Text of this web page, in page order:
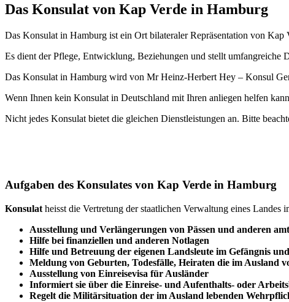
Das Konsulat von Kap Verde in Hamburg
Das Konsulat in Hamburg ist ein Ort bilateraler Repräsentation von Kap
Es dient der Pflege, Entwicklung, Beziehungen und stellt umfangreiche
Das Konsulat in Hamburg wird von Mr Heinz-Herbert Hey – Konsul
Wenn Ihnen kein Konsulat in Deutschland mit Ihren anliegen helfen
Nicht jedes Konsulat bietet die gleichen Dienstleistungen an. Bitte
Aufgaben des Konsulates von Kap Verde in Hamburg
Konsulat heisst die Vertretung der staatlichen Verwaltung eines
Ausstellung und Verlängerungen von Pässen und anderen
Hilfe bei finanziellen und anderen Notlagen
Hilfe und Betreuung der eigenen Landsleute im Gefängnis und
Meldung von Geburten, Todesfälle, Heiraten die im Ausland
Ausstellung von Einreisevisa für Ausländer
Informiert sie über die Einreise- und Aufenthalts- oder
Regelt die Militärsituation der im Ausland lebenden